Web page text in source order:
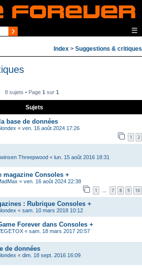
☰
Index > Suggestions & critiques
8 sujets • Page 1 sur 1
Sujets
base de données
« ven. 16 août 2024 17:26
1 2
Threepwood « lun. 15 août 2016 18:31
magazine Consoles +
« ven. 16 août 2024 22:38
1 … 7 8 9 10
: Rubrique Consoles +
« sam. 10 mars 2018 10:12
Forever dans Consoles +
« sam. 18 mars 2017 20:57
de données
« dim. 18 sept. 2016 16:09